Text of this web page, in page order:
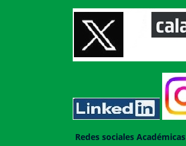
Redes sociales Académicas